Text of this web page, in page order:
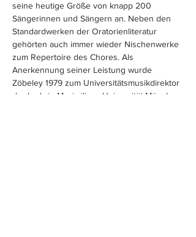
seine heutige Größe von knapp 200
Sängerinnen und Sängern an. Neben den
Standardwerken der Oratorienliteratur
gehörten auch immer wieder Nischenwerke
zum Repertoire des Chores. Als
Anerkennung seiner Leistung wurde
Zöbeley 1979 zum Universitätsmusikdirektor
der Ludwig-Maximilians-Universität München